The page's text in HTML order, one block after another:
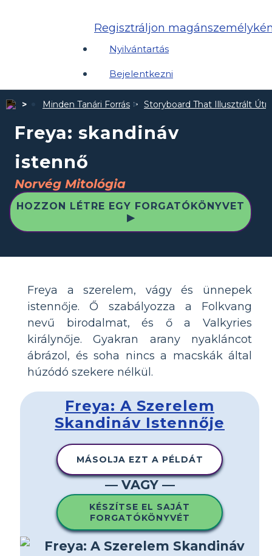
Regisztráljon
Nyilvántartás
Bejelentkezni
Minden Tanári Forrás Storyboard That Illusztrált
Freya: skandináv
istennő
Norvég Mitológia
HOZZON LÉTRE EGY FORGATÓKÖNYVET
▶
Freya a szerelem, vágy és ünnepek
istennője. Ő szabályozza a Folkvang
nevű birodalmat, és ő a Valkyries
királynője. Gyakran arany nyakláncot
ábrázol, és soha nincs a macskák által
húzódó szekere nélkül.
Freya: A Szerelem
Skandináv Istennője
MÁSOLJA EZT A PÉLDÁT
— VAGY —
KÉSZÍTSE EL SAJÁT
FORGATÓKÖNYVÉT